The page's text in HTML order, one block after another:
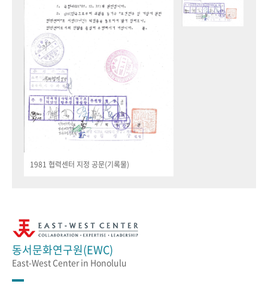
1981 협력센터 지정 공문(기록물)
동서문화연구원(EWC)
East-West Center in Honolulu